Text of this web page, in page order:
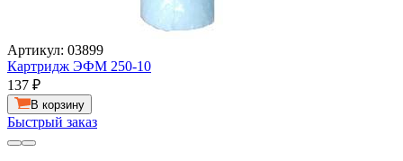
Артикул: 03899
Картридж ЭФМ 250-10
137 ₽
В корзину
Быстрый заказ